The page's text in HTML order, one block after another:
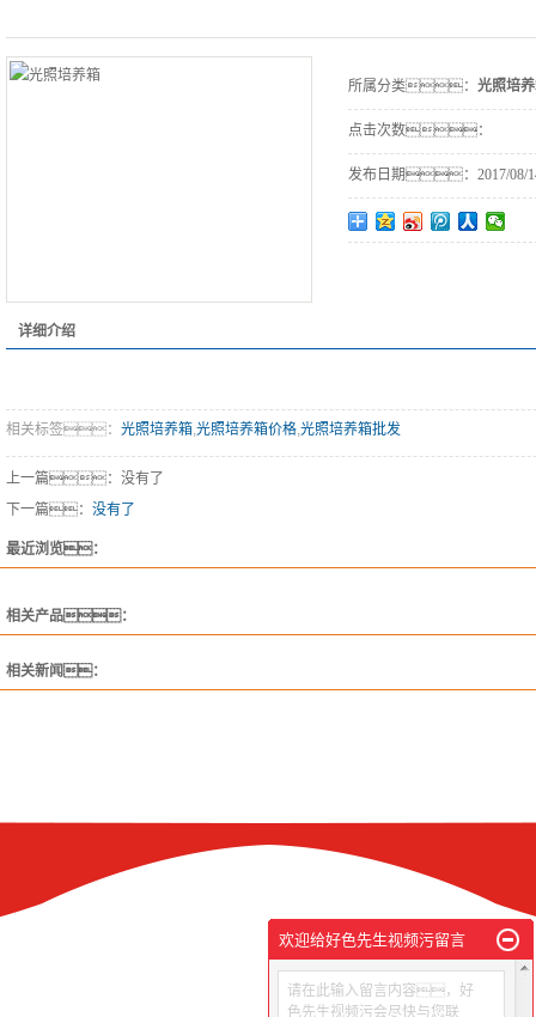
所属分类： 光照培
点击次数：
发布日期： 2017/08/
详细介绍
相关标签： 光照培养箱,光照培养箱价格,光照培养箱批发
上一篇：没有了
下一篇： 没有了
最近浏览：
相关产品：
相关新闻：
欢迎给好色先生视频污留言
请在此输入留言内容，好
色先生视频污会尽快与您联